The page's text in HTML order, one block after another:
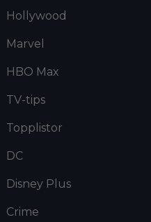
Hollywood
Marvel
HBO Max
TV-tips
Topplistor
DC
Disney Plus
Crime